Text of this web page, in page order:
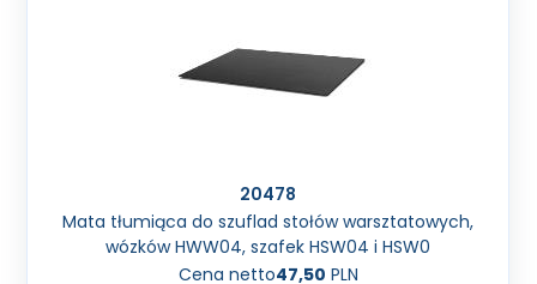
20478
Mata tłumiąca do szuflad stołów warsztatowych,
wózków HWW04, szafek HSW04 i HSW0
Cena netto47,50 PLN